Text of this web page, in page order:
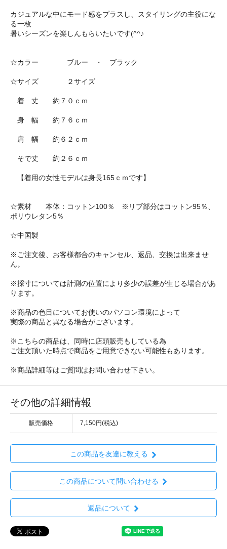
カジュアルな中にモード感をプラスし、スタイリングの主役にな
る一枚
暑いシーズンを楽しんもらいたいです(^^♪
☆カラー ブルー ・ ブラック
☆サイズ ２サイズ
着 丈 約７０ｃｍ
身 幅 約７６ｃｍ
肩 幅 約６２ｃｍ
そで丈 約２６ｃｍ
【着用の女性モデルは身長165ｃｍです】
☆素材 本体：コットン100％ ※リブ部分はコットン95％、
ポリウレタン5％
☆中国製
※ご注文後、お客様都合のキャンセル、返品、交換は出来ませ
ん。
※採寸については計測の位置により多少の誤差が生じる場合があ
ります。
※商品の色目についてお使いのパソコン環境によって
実際の商品と異なる場合がございます。
※こちらの商品は、同時に店頭販売もしている為
ご注文頂いた時点で商品をご用意できない可能性もあります。
※商品詳細等はご質問はお問い合わせ下さい。
その他の詳細情報
販売価格 7,150円(税込)
この商品を友達に教える
この商品について問い合わせる
返品について